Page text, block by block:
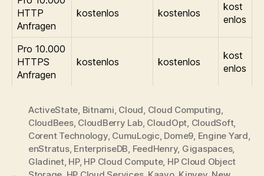
HTTP
Anfragen
kostenlos kostenlos
kost
enlos
Pro 10.000
HTTPS
Anfragen
kostenlos kostenlos
kost
enlos
ActiveState Bitnami Cloud Cloud Computing
CloudBees, CloudBerry Lab, CloudOpt CloudSoft,
Corent Technology, CumuLogic Dome9 Engine Yard
enStratus, EnterpriseDB FeedHenry, Gigaspaces,
Gladinet, HP, HP Cloud Compute, HP Cloud Object